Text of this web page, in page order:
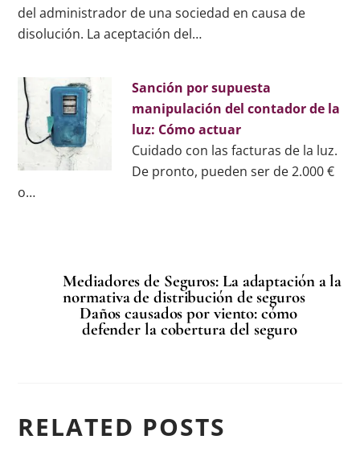
del administrador de una sociedad en causa de
disolución. La aceptación del…
Sanción por supuesta
manipulación del contador de la
luz: Cómo actuar
Cuidado con las facturas de la luz.
De pronto, pueden ser de 2.000 €
o…
Mediadores de Seguros: La adaptación a la
normativa de distribución de seguros
Daños causados por viento: cómo
defender la cobertura del seguro
RELATED POSTS